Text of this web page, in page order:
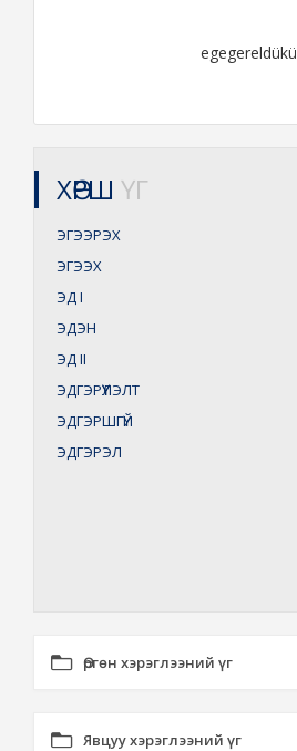
egegereldükü
ХӨРШ ҮГ
ЭГЭЭРЭХ
ЭГЭЭХ
ЭДI
ЭДЭН
ЭДII
ЭДГЭРҮҮЛЭЛТ
ЭДГЭРШГҮЙ
ЭДГЭРЭЛ
Өргөн хэрэглээний үг
Явцуу хэрэглээний үг